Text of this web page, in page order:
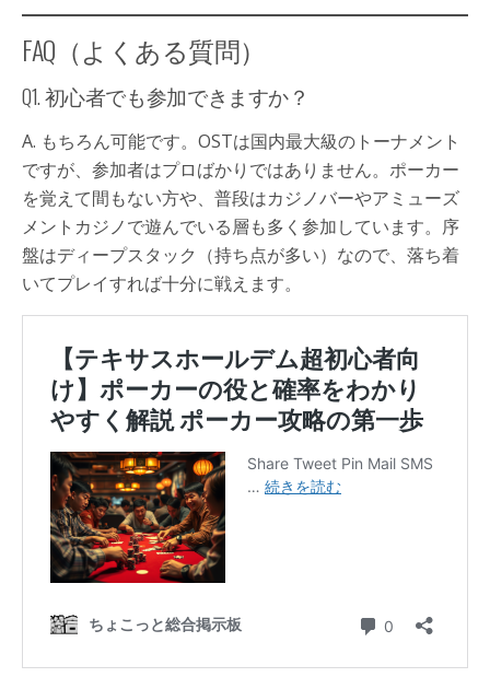
FAQ（よくある質問）
Q1. 初心者でも参加できますか？
A. もちろん可能です。OSTは国内最大級のトーナメント
ですが、参加者はプロばかりではありません。ポーカー
を覚えて間もない方や、普段はカジノバーやアミューズ
メントカジノで遊んでいる層も多く参加しています。序
盤はディープスタック（持ち点が多い）なので、落ち着
いてプレイすれば十分に戦えます。